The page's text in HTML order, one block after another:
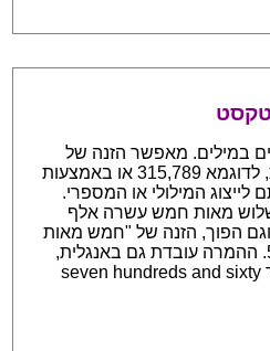
במילים. מאפשר הזנה של
מספרים באמצעות ספרות, לדוגמא 315,789 או באמצעות
המילולי או המספרי.
תחזיר שלוש מאות חמש עשרה אלף
הפוך, הזנה של "חמש מאות
אלף ואחד" יחזיר: 500,001. ההמרה עובדת גם באנגלית,
לדוגמא, המספר 765 יחזיר seven hundreds and sixty